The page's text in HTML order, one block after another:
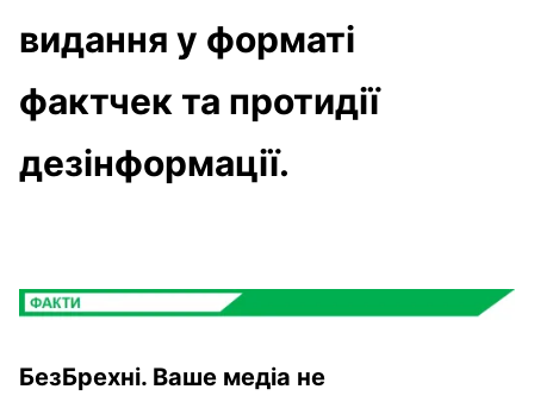
видання у форматі
фактчек та протидії
дезінформації.
БезБрехні. Ваше медіа не